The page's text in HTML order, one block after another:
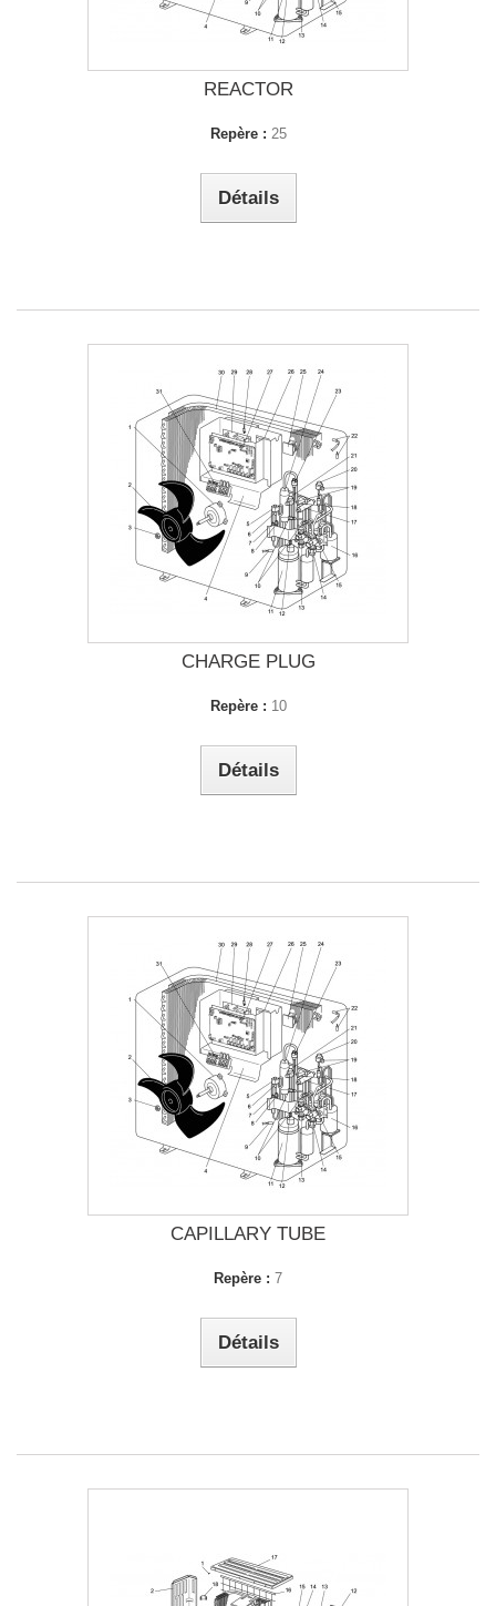
REACTOR
Repère : 25
Détails
CHARGE PLUG
Repère : 10
Détails
CAPILLARY TUBE
Repère : 7
Détails